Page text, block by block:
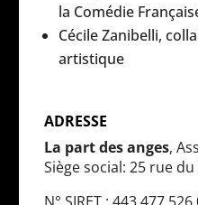
la Comédie
Cécile Zanibelli,
artistique
ADRESSE
La part des anges,
Siège social: 25 rue